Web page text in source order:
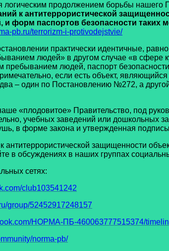
продолжением борьбы нашего
к антитеррористической
и форм паспортов безопасности таких
pb.ru/terrorizm-i-protivodejstvie/
практически идентичные, равно
людей» в другом случае «в сфере
людей, паспорт
если есть объект,
два – один по Постановлению №272, а
Правительство, под
учебных заведений или
в форме закона и утвержденная
защищенности
в обсуждениях в наших группах
сетях:
club103541242
group/52452917248157
НОРМА-ПБ-460063777515374/
norma-pb/